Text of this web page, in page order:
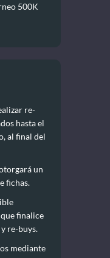
500K
re-
hasta el
al final del
un
fichas.
finalice
re-buys.
mediante